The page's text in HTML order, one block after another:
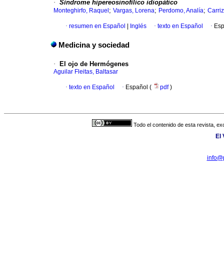
· Síndrome hipereosinofílico idiopático
Monteghirfo, Raquel ; Vargas, Lorena; Perdomo, Analía;
· resumen en Español Inglés · texto en Español ·
Medicina y sociedad
· El ojo de Hermógenes
Aguilar Fleitas, Baltasar
· texto en Español · Español ( pdf)
Todo el contenido de esta revista,
El